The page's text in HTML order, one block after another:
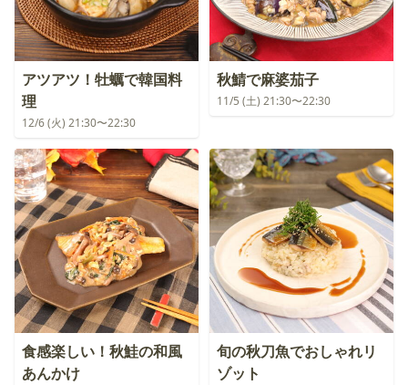
アツアツ！牡蠣で韓国料
理
12/6 (火) 21:30〜22:30
秋鯖で麻婆茄子
11/5 (土) 21:30〜22:30
食感楽しい！秋鮭の和風
あんかけ
旬の秋刀魚でおしゃれリ
ゾット